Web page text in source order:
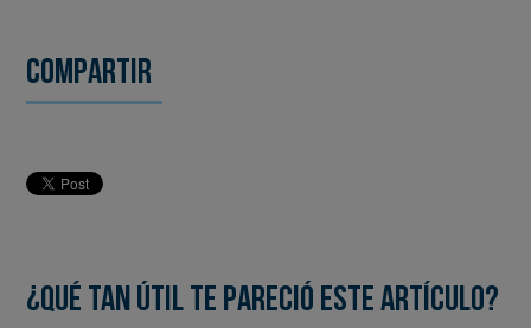
Compartir
¿Qué tan útil te pareció este artículo?